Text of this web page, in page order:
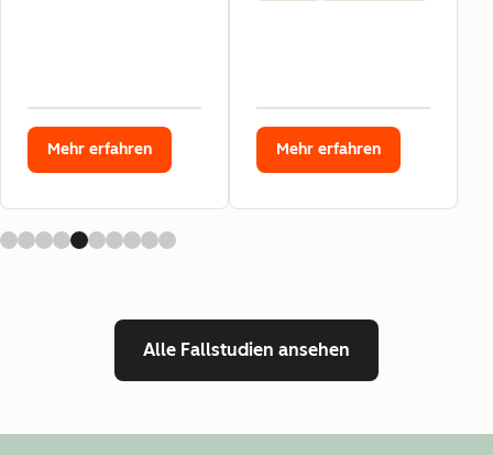
Mehr erfahren Mehr erfahren
Alle Fallstudien ansehen